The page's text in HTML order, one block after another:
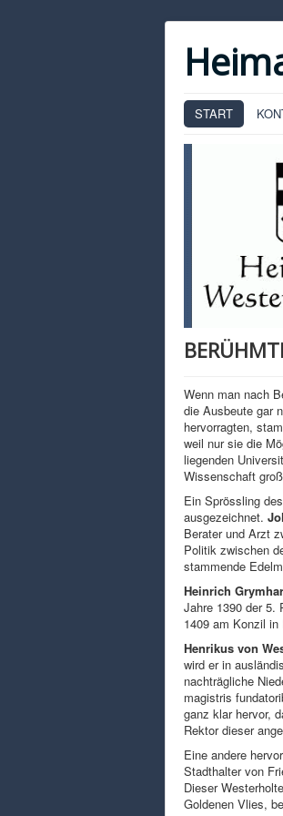
START
Wenn man nach
die Ausbeute gar
hervorragten,
weil nur sie die
liegenden
Wissenschaft
Ein Sprössling
ausgezeichnet.
Berater und Arzt
Politik zwischen
stammende
Heinrich
Jahre 1390 der 5.
1409 am Konzil
Henrikus von
wird er in
nachträgliche
magistris
ganz klar hervor,
Rektor dieser
Eine andere
Stadthalter von
Dieser
Goldenen Vlies,